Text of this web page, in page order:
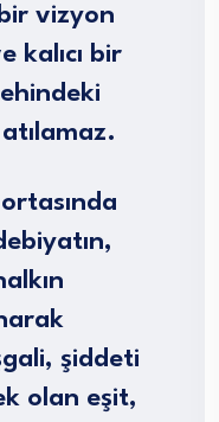
vizyon
kalıcı bir
şiddeti
olan eşit,